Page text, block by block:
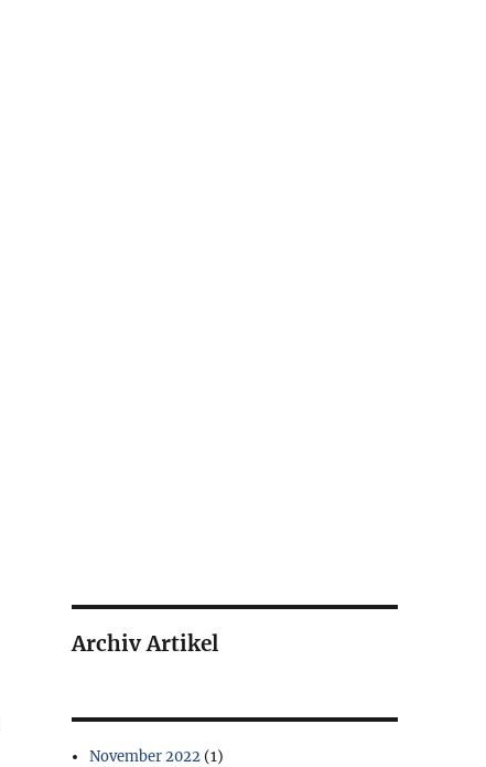
Archiv Artikel
November 2022 (1)